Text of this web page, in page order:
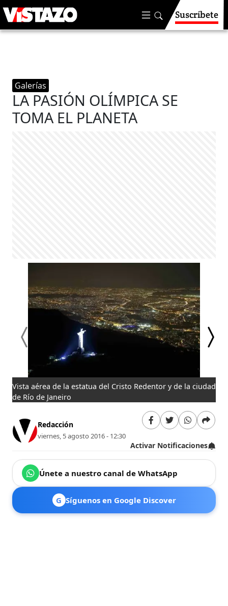
Suscríbete
Galerías
LA PASIÓN OLÍMPICA SE
TOMA EL PLANETA
Vista aérea de la estatua del Cristo Redentor y de la ciudad
de Río de Janeiro
Redacción
viernes, 5 agosto 2016 - 12:30
Activar Notificaciones
Únete a nuestro canal de WhatsApp
G Síguenos en Google Discover